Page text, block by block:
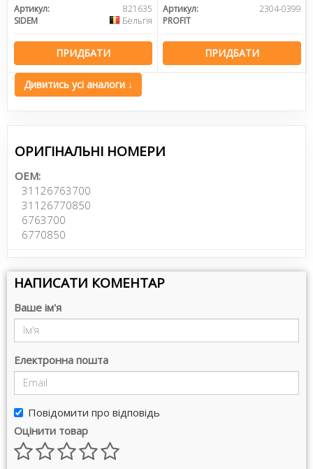
Артикул:
821635
SIDEM
Бельгія
ПРИДБАТИ
Артикул:
2304-0399
PROFIT
ПРИДБАТИ
Дивитись усі аналоги ↓
ОРИГІНАЛЬНІ НОМЕРИ
OEM:
31126763700
31126770850
6763700
6770850
НАПИСАТИ КОМЕНТАР
Ваше ім'я
Електронна пошта
Повідомити про відповідь
Оцінити товар